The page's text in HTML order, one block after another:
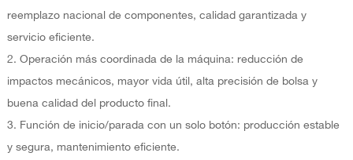
reemplazo nacional de componentes, calidad garantizada y
servicio eficiente.
2. Operación más coordinada de la máquina: reducción de
impactos mecánicos, mayor vida útil, alta precisión de bolsa y
buena calidad del producto final.
3. Función de inicio/parada con un solo botón: producción estable
y segura, mantenimiento eficiente.